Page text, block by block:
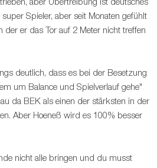
aber Übertreibung ist deutsches
Spieler, aber seit Monaten gefühlt
der er das Tor auf 2 Meter nicht treffen
deutlich, dass es bei der Besetzung
um Balance und Spielverlauf gehe"
da BEK als einen der stärksten in der
Aber Hoeneß wird es 100% besser
nicht alle bringen und du musst